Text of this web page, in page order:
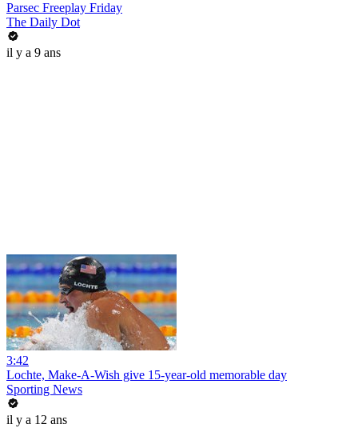
Parsec Freeplay Friday
The Daily Dot
il y a 9 ans
3:42
Lochte, Make-A-Wish give 15-year-old memorable day
Sporting News
il y a 12 ans